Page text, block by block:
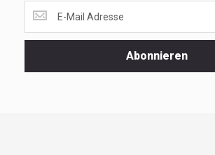
dir
unsere
Abonnieren